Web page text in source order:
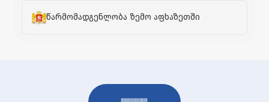
წარმომადგენლობა ზემო აფხაზეთში